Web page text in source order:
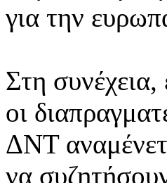
για την
Στη συνέχεια,
οι
ΔΝΤ
να